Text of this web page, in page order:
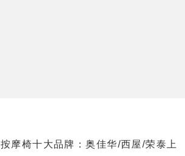
按摩椅十大品牌：奥佳华/西屋/荣泰上